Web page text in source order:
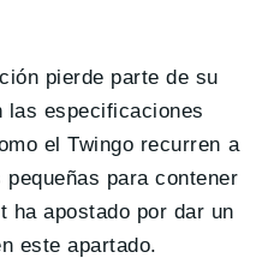
pierde parte de su
las especificaciones
el Twingo recurren a
para contener
ha apostado por dar un
este apartado.